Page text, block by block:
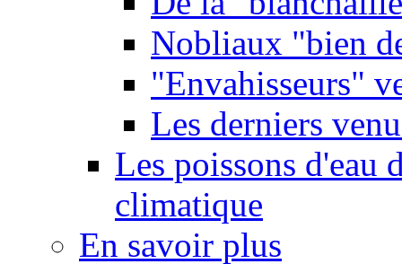
Nobliaux "bien
"Envahisseurs"
Les derniers
Les poissons d'eau
climatique
En savoir plus